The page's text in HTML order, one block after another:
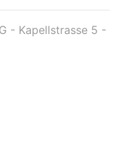
- Kapellstrasse 5 -